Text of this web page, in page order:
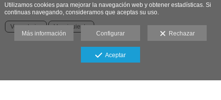
Ver anterior Ver siguiente
Utilizamos cookies para mejorar la navegación web y obtener estadísticas. Si
continuas navegando, consideramos que aceptas su uso.
Más información Configurar Rechazar
Aceptar